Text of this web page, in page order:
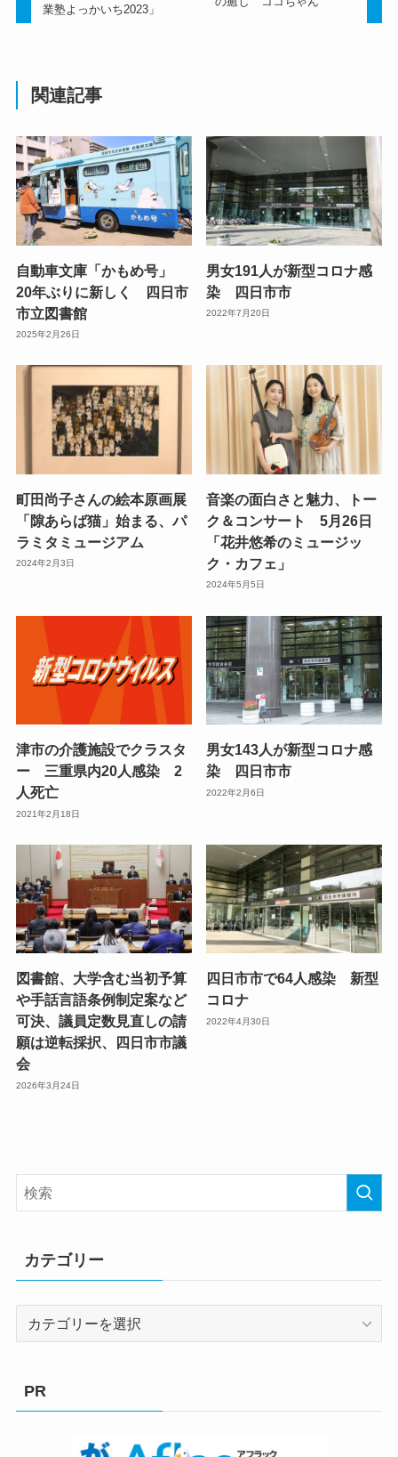
業塾よっかいち2023」
関連記事
自動車文庫「かもめ号」
20年ぶりに新しく 四日市
市立図書館
2025年2月26日
男女191人が新型コロナ感
染 四日市市
2022年7月20日
町田尚子さんの絵本原画展
「隙あらば猫」始まる、パ
ラミタミュージアム
2024年2月3日
音楽の面白さと魅力、トー
ク＆コンサート 5月26日
「花井悠希のミュージッ
ク・カフェ」
2024年5月5日
津市の介護施設でクラスタ
ー 三重県内20人感染 2
人死亡
2021年2月18日
男女143人が新型コロナ感
染 四日市市
2022年2月6日
図書館、大学含む当初予算
や手話言語条例制定案など
可決、議員定数見直しの請
願は逆転採択、四日市市議
会
2026年3月24日
四日市市で64人感染 新型
コロナ
2022年4月30日
カテゴリー
PR